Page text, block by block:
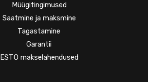
Müügitingimused
Saatmine ja maksmine
Tagastamine
Garantii
ESTO makselahendused